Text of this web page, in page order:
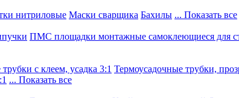
нитриловые Маски сварщика Бахилы ... Показать все
ПМС площадки монтажные самоклеющиеся для
с клеем, усадка 3:1 Термоусадочные трубки,
... Показать все